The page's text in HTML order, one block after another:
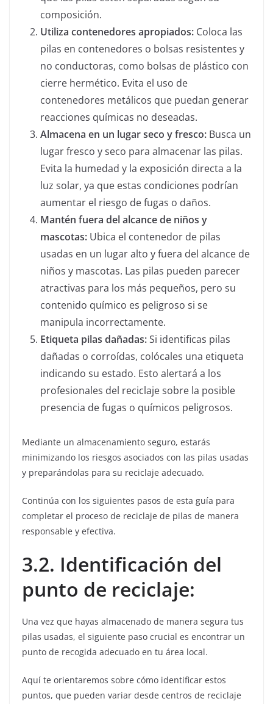
composición.
Utiliza contenedores apropiados: Coloca las
pilas en contenedores o bolsas resistentes y
no conductoras, como bolsas de plástico con
cierre hermético. Evita el uso de
contenedores metálicos que puedan generar
reacciones químicas no deseadas.
Almacena en un lugar seco y fresco: Busca un
lugar fresco y seco para almacenar las pilas.
Evita la humedad y la exposición directa a la
luz solar, ya que estas condiciones podrían
aumentar el riesgo de fugas o daños.
Mantén fuera del alcance de niños y
mascotas: Ubica el contenedor de pilas
usadas en un lugar alto y fuera del alcance de
niños y mascotas. Las pilas pueden parecer
atractivas para los más pequeños, pero su
contenido químico es peligroso si se
manipula incorrectamente.
Etiqueta pilas dañadas:Si identificas pilas
dañadas o corroídas, colócales una etiqueta
indicando su estado. Esto alertará a los
profesionales del reciclaje sobre la posible
presencia de fugas o químicos peligrosos.
Mediante un almacenamiento seguro, estarás
minimizando los riesgos asociados con las pilas usadas
y preparándolas para su reciclaje adecuado.
Continúa con los siguientes pasos de esta guía para
completar el proceso de reciclaje de pilas de manera
responsable y efectiva.
3.2. Identificación del
punto de reciclaje:
Una vez que hayas almacenado de manera segura tus
pilas usadas, el siguiente paso crucial es encontrar un
punto de recogida adecuado en tu área local.
Aquí te orientaremos sobre cómo identificar estos
puntos, que pueden variar desde centros de reciclaje